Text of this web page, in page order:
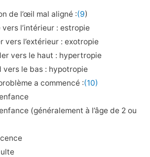
de l’œil mal aligné :(9)
vers l’intérieur : estropie
vers l’extérieur : exotropie
vers le haut : hypertropie
vers le bas : hypotropie
a commencé :(10)
(généralement à l’âge de 2 ou